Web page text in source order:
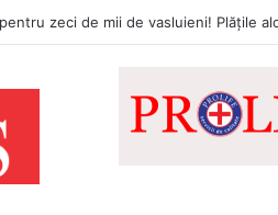
întâmpina, joi, la Vaslui, Icoana